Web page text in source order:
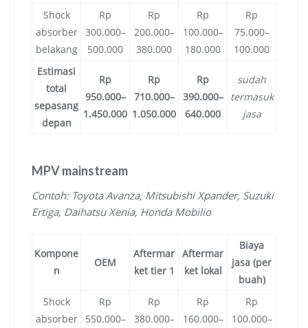
Shock
absorber
belakang
Rp
300.000–
500.000
Rp
200.000–
380.000
Rp
100.000–
180.000
Rp
75.000–
100.000
Estimasi
total
sepasang
depan
Rp
950.000–
1.450.000
Rp
710.000–
1.050.000
Rp
390.000–
640.000
sudah
termasuk
jasa
MPV mainstream
Contoh: Toyota Avanza, Mitsubishi Xpander, Suzuki
Ertiga, Daihatsu Xenia, Honda Mobilio
Kompone
n
OEM
Aftermar
ket tier 1
Aftermar
ket lokal
Biaya
jasa (per
buah)
Shock
absorber
Rp
550.000–
Rp
380.000–
Rp
160.000–
Rp
100.000–